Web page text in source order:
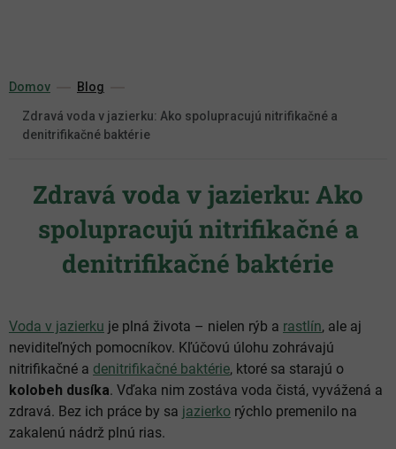
Domov Blog
Zdravá voda v jazierku: Ako spolupracujú nitrifikačné a
denitrifikačné baktérie
Zdravá voda v jazierku: Ako
spolupracujú nitrifikačné a
denitrifikačné baktérie
Voda v jazierku je plná života – nielen rýb a rastlín, ale aj
neviditeľných pomocníkov. Kľúčovú úlohu zohrávajú
nitrifikačné a denitrifikačné baktérie, ktoré sa starajú o
kolobeh dusíka. Vďaka nim zostáva voda čistá, vyvážená a
zdravá. Bez ich práce by sa jazierko rýchlo premenilo na
zakalenú nádrž plnú rias.